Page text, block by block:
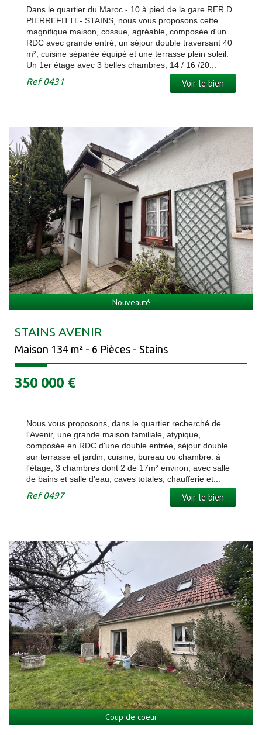
Dans le quartier du Maroc - 10 à pied de la gare RER D
PIERREFITTE- STAINS, nous vous proposons cette
magnifique maison, cossue, agréable, composée d'un
RDC avec grande entré, un séjour double traversant 40
m², cuisine séparée équipé et une terrasse plein soleil.
Un 1er étage avec 3 belles chambres, 14 / 16 /20...
Ref0431 Voir le bien
Nouveauté
STAINS AVENIR
Maison 134 m² - 6 Pièces - Stains
350 000 €
Nous vous proposons, dans le quartier recherché de
l'Avenir, une grande maison familiale, atypique,
composée en RDC d'une double entrée, séjour double
sur terrasse et jardin, cuisine, bureau ou chambre. à
l'étage, 3 chambres dont 2 de 17m² environ, avec salle
de bains et salle d'eau, caves totales, chaufferie et...
Ref0497 Voir le bien
Coup de coeur